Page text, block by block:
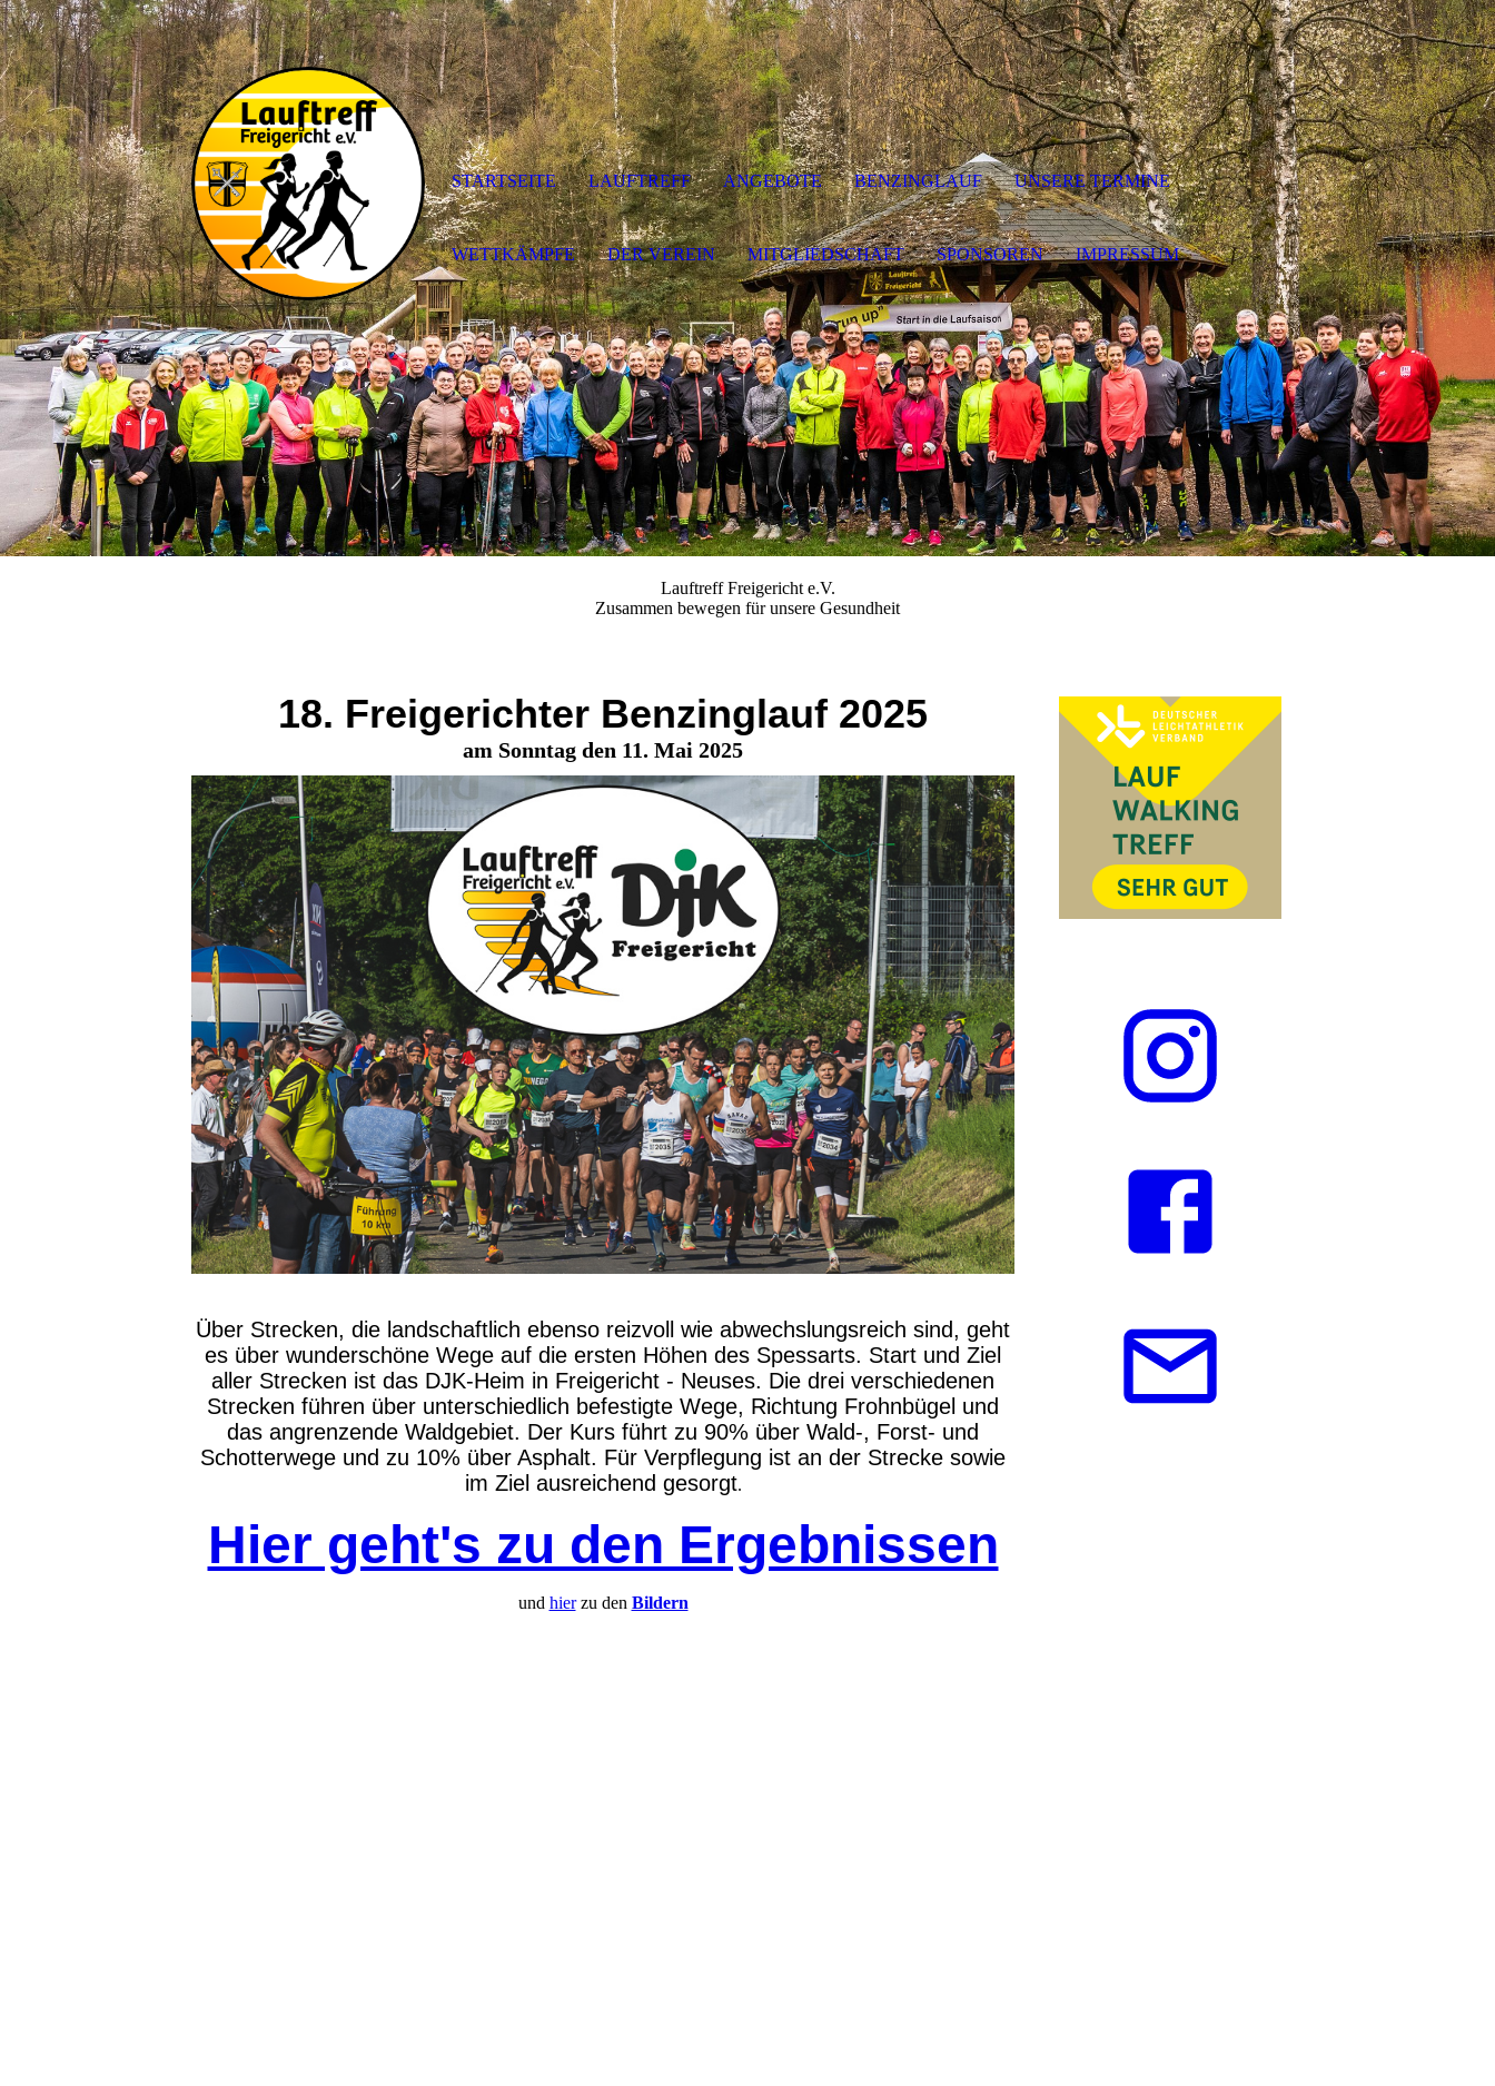
Lauftreff Freigericht e.V.
Zusammen bewegen für unsere Gesundheit
18. Freigerichter Benzinglauf 2025
am Sonntag den 11. Mai 2025
Über Strecken, die landschaftlich ebenso reizvoll wie abwechslungsreich sind, geht
es über wunderschöne Wege auf die ersten Höhen des Spessarts. Start und Ziel
aller Strecken ist das DJK-Heim in Freigericht - Neuses. Die drei verschiedenen
Strecken führen über unterschiedlich befestigte Wege, Richtung Frohnbügel und
das angrenzende Waldgebiet. Der Kurs führt zu 90% über Wald-, Forst- und
Schotterwege und zu 10% über Asphalt. Für Verpflegung ist an der Strecke sowie
im Ziel ausreichend gesorgt.
Hier geht's zu den Ergebnissen
und hierzu den Bildern
STARTSEITE LAUFTREFF ANGEBOTE BENZINGLAUF UNSERE TERMINE
WETTKÄMPFE DER VEREIN MITGLIEDSCHAFT SPONSOREN IMPRESSUM